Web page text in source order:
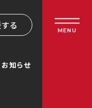
る MENU
お知らせ